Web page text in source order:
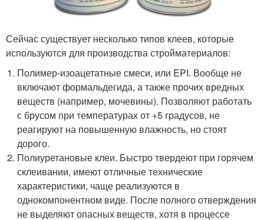
Сейчас существует несколько типов клеев, которые
используются для производства стройматериалов:
Полимер-изоацетатные смеси, или EPI. Вообще не
включают формальдегида, а также прочих вредных
веществ (например, мочевины). Позволяют работать
с брусом при температурах от +5 градусов, не
реагируют на повышенную влажность, но стоят
дорого.
Полиуретановые клеи. Быстро твердеют при горячем
склеивании, имеют отличные технические
характеристики, чаще реализуются в
однокомпонентном виде. После полного отверждения
не выделяют опасных веществ, хотя в процессе